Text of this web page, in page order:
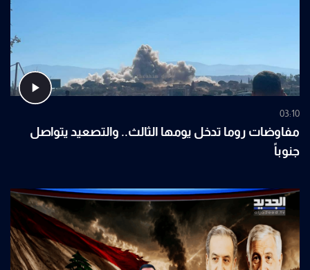
03:10
مفاوضات روما تدخل يومها الثالث.. والتصعيد يتواصل
جنوباً